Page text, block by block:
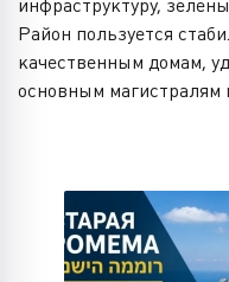
инфраструктуру,
Район пользуется
качественным домам,
основным магистралям